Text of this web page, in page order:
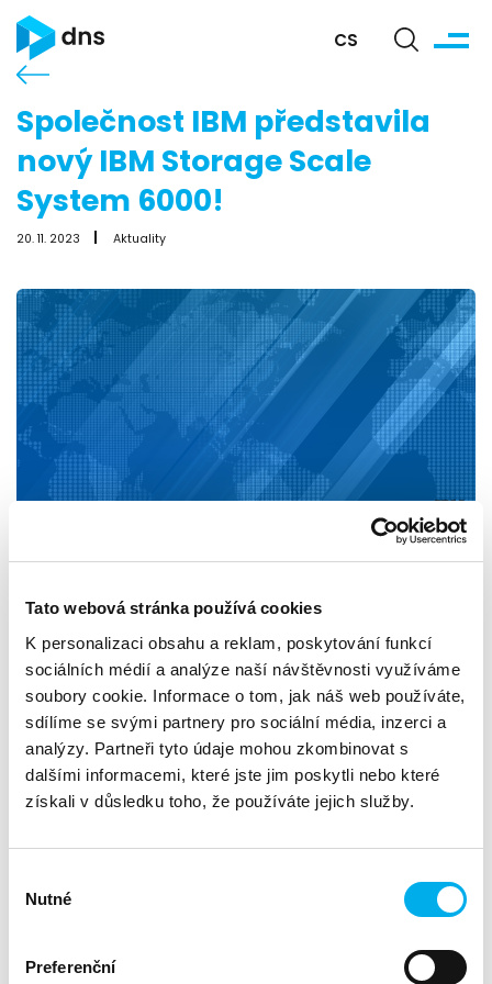
Tato webová stránka používá cookies
K personalizaci obsahu a reklam, poskytování funkcí
sociálních médií a analýze naší návštěvnosti využíváme
soubory cookie. Informace o tom, jak náš web používáte,
sdílíme se svými partnery pro sociální média, inzerci a
analýzy. Partneři tyto údaje mohou zkombinovat s
dalšími informacemi, které jste jim poskytli nebo které
získali v důsledku toho, že používáte jejich služby.
souhlasu
Nutné
Preferenční
CS
Společnost IBM představila
nový IBM Storage Scale
System 6000!
20. 11. 2023 Aktuality
Společnost IBM představila nový IBM Storage Scale System
6000!
Globální datovou platformu pro cloudové úložiště, která je
navržena tak, aby splňovala současné požadavky na
intenzivní datovou a umělou inteligenci, a je nejnovější
nabídkou v portfoliu IBM Storage for Data and AI.
IBM Storage Scale System 6000 je optimalizován pro
včetně videa, obrázků, textů, přístrojových dat atd.
hybridním prostředí.